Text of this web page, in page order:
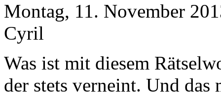
Montag, 11. November
Cyril
Was ist mit diesem
der stets verneint. Und das